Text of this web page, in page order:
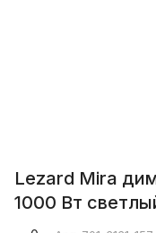
Lezard Mira
1000 Вт